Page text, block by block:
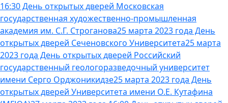
16:30 День открытых дверей Московская
государственная художественно-промышленная
академия им. С.Г. Строганова25 марта 2023 года День
открытых дверей Сеченовского Университета25 марта
2023 года День открытых дверей Российский
государственный геологоразведочный университет
имени Серго Орджоникидзе25 марта 2023 года День
открытых дверей Университета имени О.Е. Кутафина